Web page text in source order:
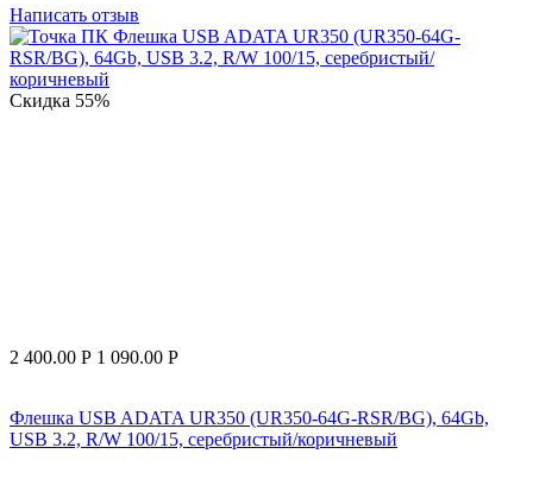
Написать отзыв
Скидка 55%
2 400.00 Р 1 090.00 Р
Флешка USB ADATA UR350 (UR350-64G-RSR/BG), 64Gb,
USB 3.2, R/W 100/15, серебристый/коричневый